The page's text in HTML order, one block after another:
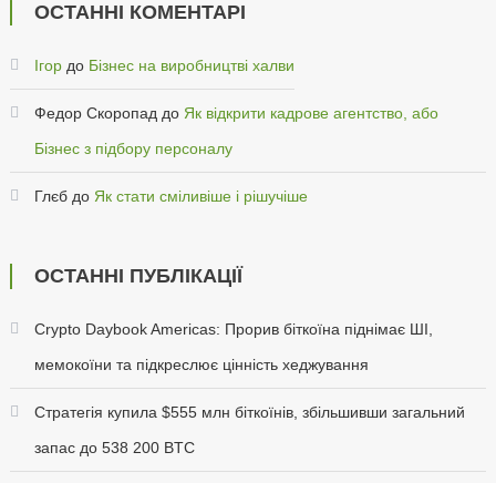
ОСТАННІ КОМЕНТАРІ
Ігордо Бізнес на виробництві халви
Федор Скоропаддо Як відкрити кадрове агентство, або
Бізнес з підбору персоналу
Глєбдо Як стати сміливіше і рішучіше
ОСТАННІ ПУБЛІКАЦІЇ
Crypto Daybook Americas: Прорив біткоїна піднімає ШІ,
мемокоїни та підкреслює цінність хеджування
Стратегія купила $555 млн біткоїнів, збільшивши загальний
запас до 538 200 BTC